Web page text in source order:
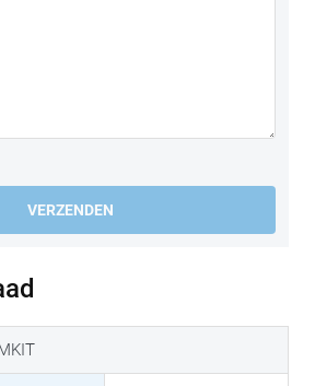
VERZENDEN